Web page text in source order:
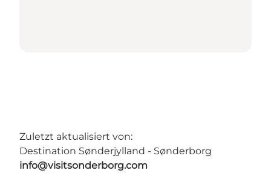
Zuletzt aktualisiert von:
Destination Sønderjylland - Sønderborg
info@visitsonderborg.com